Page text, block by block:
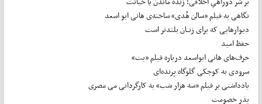
نگاهی به فیلم «سالن هُدی»‌ ساخته‌ی هانی ابو اسعد
دیوارهایی که برای زنــان بلندتر است
حفظ امید
حرف‌های هانی ابواسعد درباره فیلم «بت»
سرودی به کوچکی گلوگاه پرنده‌‌ای
یادداشتی بر فیلم «سه هزار شب» به کارگردانی می مصری
بذر خصومت